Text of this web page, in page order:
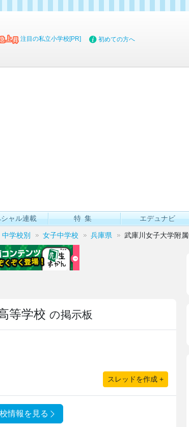
注目の私立小学校[PR] 初めての方へ
ャル連載 特集 エデュナビ
中学校別 女子中学校 兵庫県 武庫川女子大学附
等学校 の掲示板
スレッドを作成 +
情報を見る